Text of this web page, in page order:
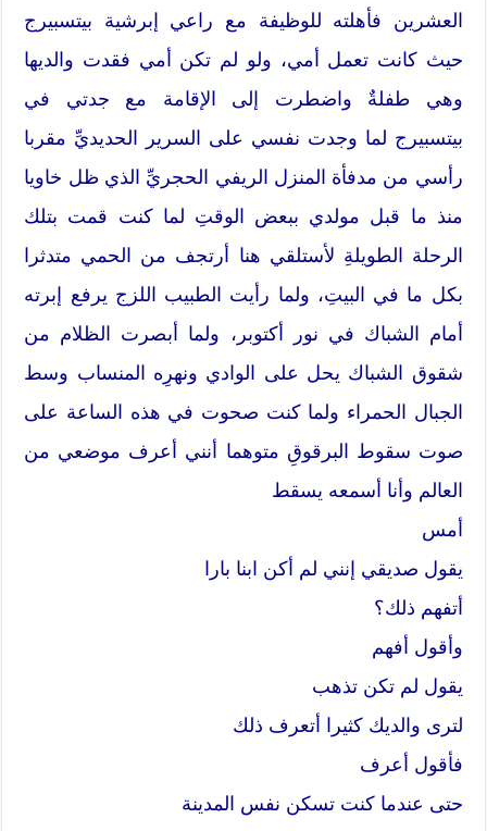
العشرين فأهلته للوظيفة مع راعي إبرشية بيتسبيرج
حيث كانت تعمل أمي، ولو لم تكن أمي فقدت والديها
وهي طفلةٌ واضطرت إلى الإقامة مع جدتي في
بيتسبيرج لما وجدت نفسي على السرير الحديديِّ مقربا
رأسي من مدفأة المنزل الريفي الحجريِّ الذي ظل خاويا
منذ ما قبل مولدي ببعض الوقتِ لما كنت قمت بتلك
الرحلة الطويلةِ لأستلقي هنا أرتجف من الحمي متدثرا
بكل ما في البيتِ، ولما رأيت الطبيب اللزج يرفع إبرته
أمام الشباك في نور أكتوبر، ولما أبصرت الظلام من
شقوق الشباك يحل على الوادي ونهرِه المنساب وسط
الجبال الحمراء ولما كنت صحوت في هذه الساعة على
صوت سقوط البرقوقِ متوهما أنني أعرف موضعي من
العالم وأنا أسمعه يسقط
أمس
يقول صديقي إنني لم أكن ابنا بارا
أتفهم ذلك؟
وأقول أفهم
يقول لم تكن تذهب
لترى والديك كثيرا أتعرف ذلك
فأقول أعرف
حتى عندما كنت تسكن نفس المدينة